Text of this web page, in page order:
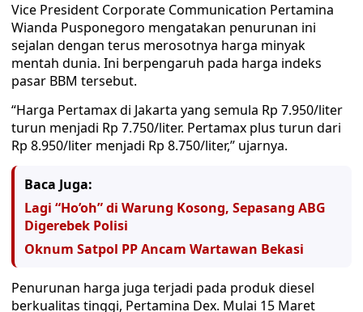
Vice President Corporate Communication Pertamina
Wianda Pusponegoro mengatakan penurunan ini
sejalan dengan terus merosotnya harga minyak
mentah dunia. Ini berpengaruh pada harga indeks
pasar BBM tersebut.
“Harga Pertamax di Jakarta yang semula Rp 7.950/liter
turun menjadi Rp 7.750/liter. Pertamax plus turun dari
Rp 8.950/liter menjadi Rp 8.750/liter,” ujarnya.
Baca Juga:
Lagi “Ho’oh” di Warung Kosong, Sepasang ABG
Digerebek Polisi
Oknum Satpol PP Ancam Wartawan Bekasi
Penurunan harga juga terjadi pada produk diesel
berkualitas tinggi, Pertamina Dex. Mulai 15 Maret